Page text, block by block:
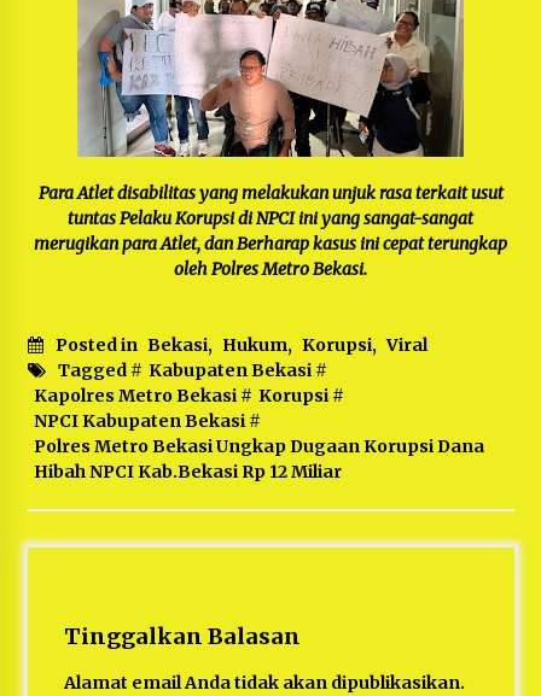
Para Atlet disabilitas yang melakukan unjuk rasa terkait usut
tuntas Pelaku Korupsi di NPCI ini yang sangat-sangat
merugikan para Atlet, dan Berharap kasus ini cepat terungkap
oleh Polres Metro Bekasi.
Posted in Bekasi, Hukum, Korupsi, Viral
Tagged # Kabupaten Bekasi#
Kapolres Metro Bekasi# Korupsi#
NPCI Kabupaten Bekasi#
Polres Metro Bekasi Ungkap Dugaan Korupsi Dana
Hibah NPCI Kab.Bekasi Rp 12 Miliar
Tinggalkan Balasan
Alamat email Anda tidak akan dipublikasikan.